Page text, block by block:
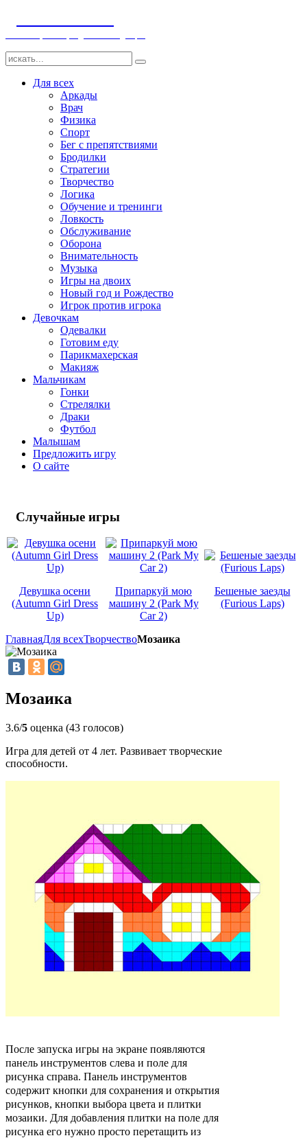
Для всех
Аркады
Врач
Физика
Спорт
Бег с препятствиями
Бродилки
Стратегии
Творчество
Логика
Обучение и тренинги
Ловкость
Обслуживание
Оборона
Внимательность
Музыка
Игры на двоих
Новый год и Рождество
Игрок против игрока
Девочкам
Одевалки
Готовим еду
Парикмахерская
Макияж
Мальчикам
Гонки
Стрелялки
Драки
Футбол
Малышам
Предложить игру
О сайте
Случайные игры
Девушка осени
(Autumn Girl Dress
Up)
Припаркуй мою
машину 2 (Park My
Car 2)
Бешеные заезды
(Furious Laps)
ГлавнаяДля всехТворчествоМозаика
Мозаика
3.6/5 оценка (43 голосов)
Игра для детей от 4 лет. Развивает творческие
способности.
После запуска игры на экране появляются
панель инструментов слева и поле для
рисунка справа. Панель инструментов
содержит кнопки для сохранения и открытия
рисунков, кнопки выбора цвета и плитки
мозаики. Для добавления плитки на поле для
рисунка его нужно просто перетащить из